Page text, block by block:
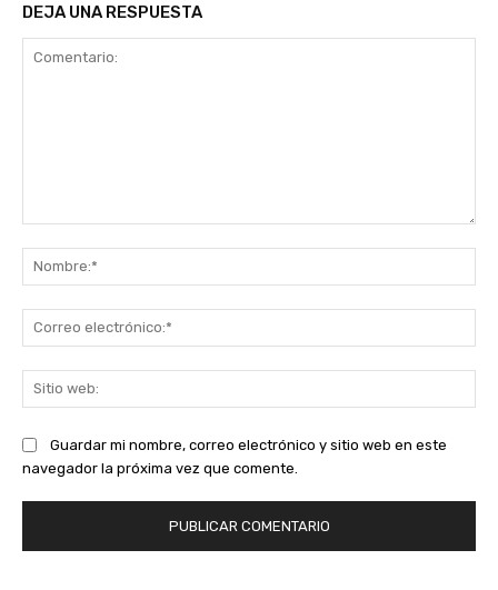
DEJA UNA RESPUESTA
Guardar mi nombre, correo electrónico y sitio web en este
navegador la próxima vez que comente.